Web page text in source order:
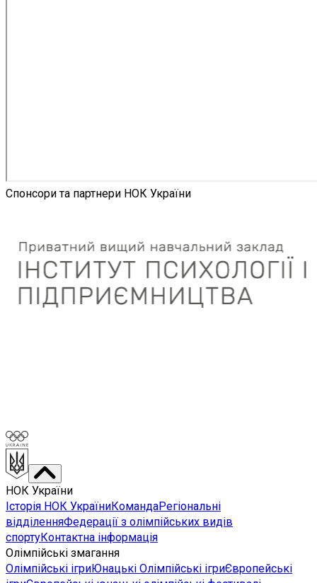
Спонсори та партнери НОК України
НОК України
Історія НОК УкраїниКомандаРегіональні
відділенняФедерації з олімпійських видів
спортуКонтактна інформація
Олімпійські змагання
Олімпійські ігриЮнацькі Олімпійські ігриЄвропейські